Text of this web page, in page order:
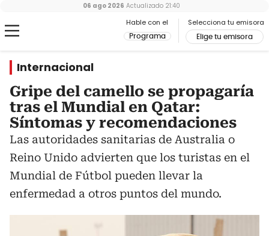
Hable con el
Programa
Selecciona tu emisora
Elige tu emisora
06 ago 2026 Actualizado 21:40
Internacional
Gripe del camello se propagaría
tras el Mundial en Qatar:
Síntomas y recomendaciones
Las autoridades sanitarias de Australia o
Reino Unido advierten que los turistas en el
Mundial de Fútbol pueden llevar la
enfermedad a otros puntos del mundo.